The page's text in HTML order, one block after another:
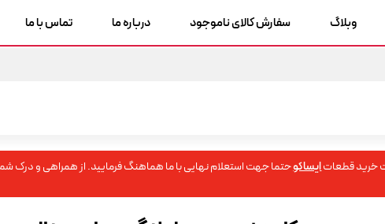
وبلاگ سفارش کالای ناموجود درباره ما تماس با ما
خرید قطعاتایساکوحتما جهت استعلام نهایی با ما هماهنگ فرمایید. از همراهی و درک